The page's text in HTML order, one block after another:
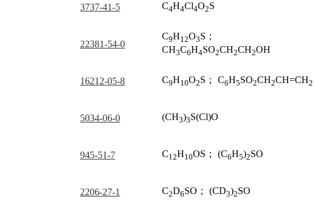
3737-41-5 C4H4Cl4O2S
22381-54-0
C9H12O3S；
CH3C6H4SO2CH2CH2OH
16212-05-8 C9H10O2S； C6H5SO2CH2CH=CH2
5034-06-0 (CH3)3S(Cl)O
945-51-7 C12H10OS； (C6H5)2SO
2206-27-1 C2D6SO； (CD3)2SO